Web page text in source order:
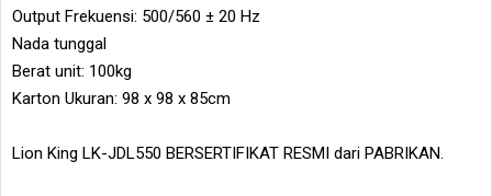
Output Frekuensi: 500/560 ± 20 Hz
Nada tunggal
Berat unit: 100kg
Karton Ukuran: 98 x 98 x 85cm
Lion King LK-JDL550 BERSERTIFIKAT RESMI dari PABRIKAN.